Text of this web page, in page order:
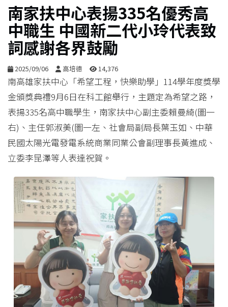
合
影
音
購
物
南家扶中心表揚335名優秀高
中職生 中國新二代小玲代表致
詞感謝各界鼓勵
2025/09/06 高培德 14,376
南高雄家扶中心「希望工程，快樂助學」114學年度獎學
金頒獎典禮9月6日在科工館舉行，主題定為希望之路，
表揚335名高中職學生，南家扶中心副主委賴曼綺(圖一
右)、主任郭淑美(圖一左、社會局副局長葉玉如、中華
民國太陽光電發電系統商業同業公會副理事長黃進成、
立委李昆澤等人表達祝賀。